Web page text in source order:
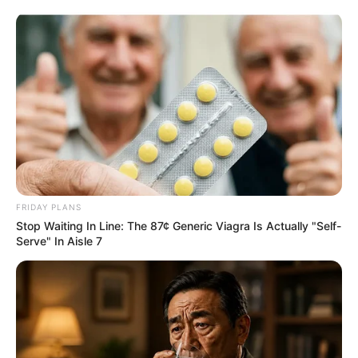
Como Fazer Cola Caseira: 5
Receitas + Passo a Passo
FRIDAY PLANS
Stop Waiting In Line: The 87¢ Generic Viagra Is Actually "Self-
Serve" In Aisle 7